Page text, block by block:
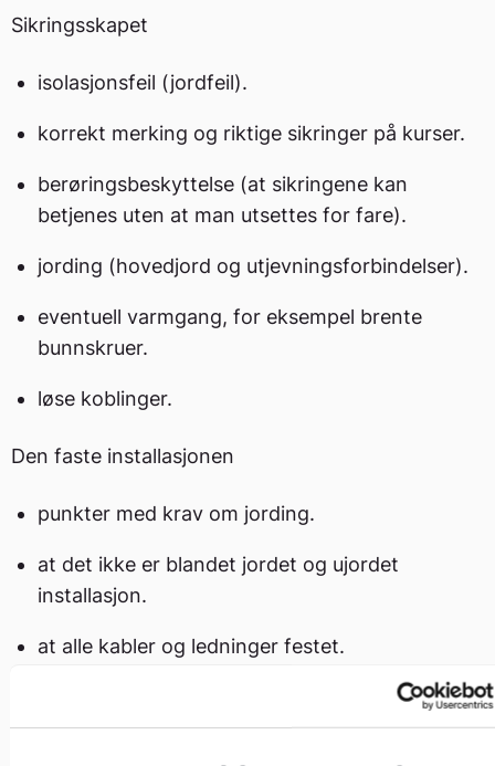
Sikringsskapet
isolasjonsfeil (jordfeil).
korrekt merking og riktige sikringer på kurser.
berøringsbeskyttelse (at sikringene kan
betjenes uten at man utsettes for fare).
jording (hovedjord og utjevningsforbindelser).
eventuell varmgang, for eksempel brente
bunnskruer.
løse koblinger.
Den faste installasjonen
punkter med krav om jording.
at det ikke er blandet jordet og ujordet
installasjon.
at alle kabler og ledninger festet.
stikkontakter ikke er skadet.